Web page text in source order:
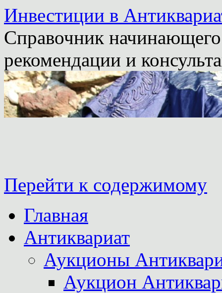
Инвестиции в
Справочник
рекомендации и
Перейти к содержимому
Главная
Антиквариат
Аукционы
Аукцион